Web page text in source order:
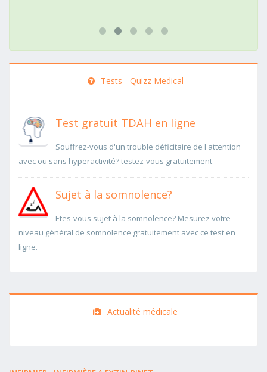
Tests - Quizz Medical
Test gratuit TDAH en ligne
Souffrez-vous d'un trouble déficitaire de l'attention
avec ou sans hyperactivité? testez-vous gratuitement
Sujet à la somnolence?
Etes-vous sujet à la somnolence? Mesurez votre
niveau général de somnolence gratuitement avec ce test en
ligne.
Actualité médicale